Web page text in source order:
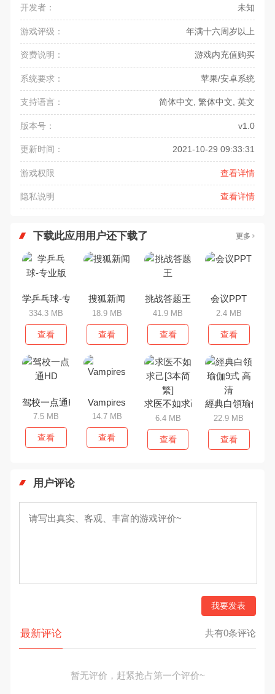
开发者： 未知
游戏评级： 年满十六周岁以上
资费说明： 游戏内充值购买
系统要求： 苹果/安卓系统
支持语言： 简体中文, 繁体中文, 英文
版本号： v1.0
更新时间： 2021-10-29 09:33:31
游戏权限 查看详情
隐私说明 查看详情
下载此应用用户还下载了 更多
学乒乓球-专业版
334.3 MB
查看
搜狐新闻
18.9 MB
查看
挑战答题王
41.9 MB
查看
会议PPT
2.4 MB
查看
驾校一点通HD
7.5 MB
查看
Vampires
14.7 MB
查看
求医不如求己[3本简繁]
6.4 MB
查看
經典白領瑜伽9
22.9 MB
查看
用户评论
我要发表
最新评论 共有0条评论
暂无评价，赶紧抢占第一个评价~